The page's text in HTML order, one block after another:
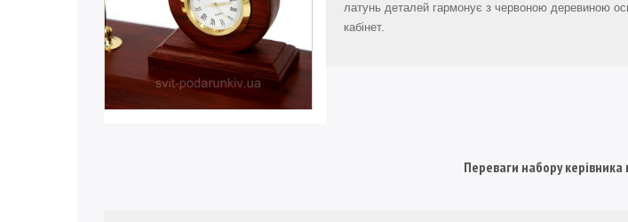
латунь деталей гармонує з червоною деревиною
кабінет.
Переваги набору керівника